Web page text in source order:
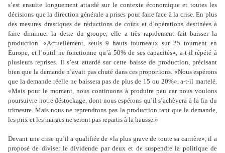
s’est ensuite longuement attardé sur le contexte économique et toutes les
décisions que la direction générale a prises pour faire face à la crise. En plus
des mesures drastiques de réductions de coûts et d’opérations destinées à
faire diminuer la dette du groupe, elle a très rapidement fait baisser la
production. «Actuellement, seuls 9 hauts fourneaux sur 25 tournent en
Europe, et l’outil ne fonctionne qu’à 50% de ses capacités», a-t-il répété à
plusieurs reprises. Il s’est attardé sur cette baisse de production, précisant
bien que la demande n’avait pas chuté dans ces proportions. «Nous espérons
que la demande réelle ne baissera pas de plus de 15 ou 20%», a-t-il martelé.
«Mais pour le moment, nous continuons à produire peu car nous voulons
poursuivre notre déstockage, dont nous espérons qu’il s’achèvera à la fin du
trimestre. Mais nous ne reprendrons pas la production tant que la demande,
les prix et les marges ne seront pas repartis à la hausse.»
Devant une crise qu’il a qualifiée de «la plus grave de toute sa carrière», il a
proposé de diviser le dividende par deux et de suspendre la politique de